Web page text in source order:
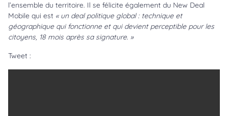
l’ensemble du territoire. Il se félicite également du New Deal
Mobile qui est « un deal politique global : technique et
géographique qui fonctionne et qui devient perceptible pour les
citoyens, 18 mois après sa signature. »
Tweet :